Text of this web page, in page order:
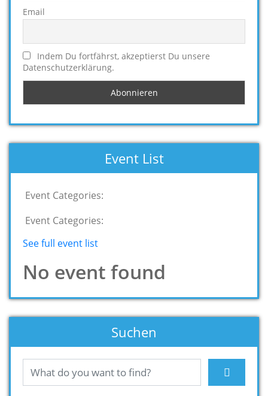
Email
Indem Du fortfährst, akzeptierst Du unsere
Datenschutzerklärung.
Event List
Event Categories:
Event Categories:
See full event list
No event found
Suchen